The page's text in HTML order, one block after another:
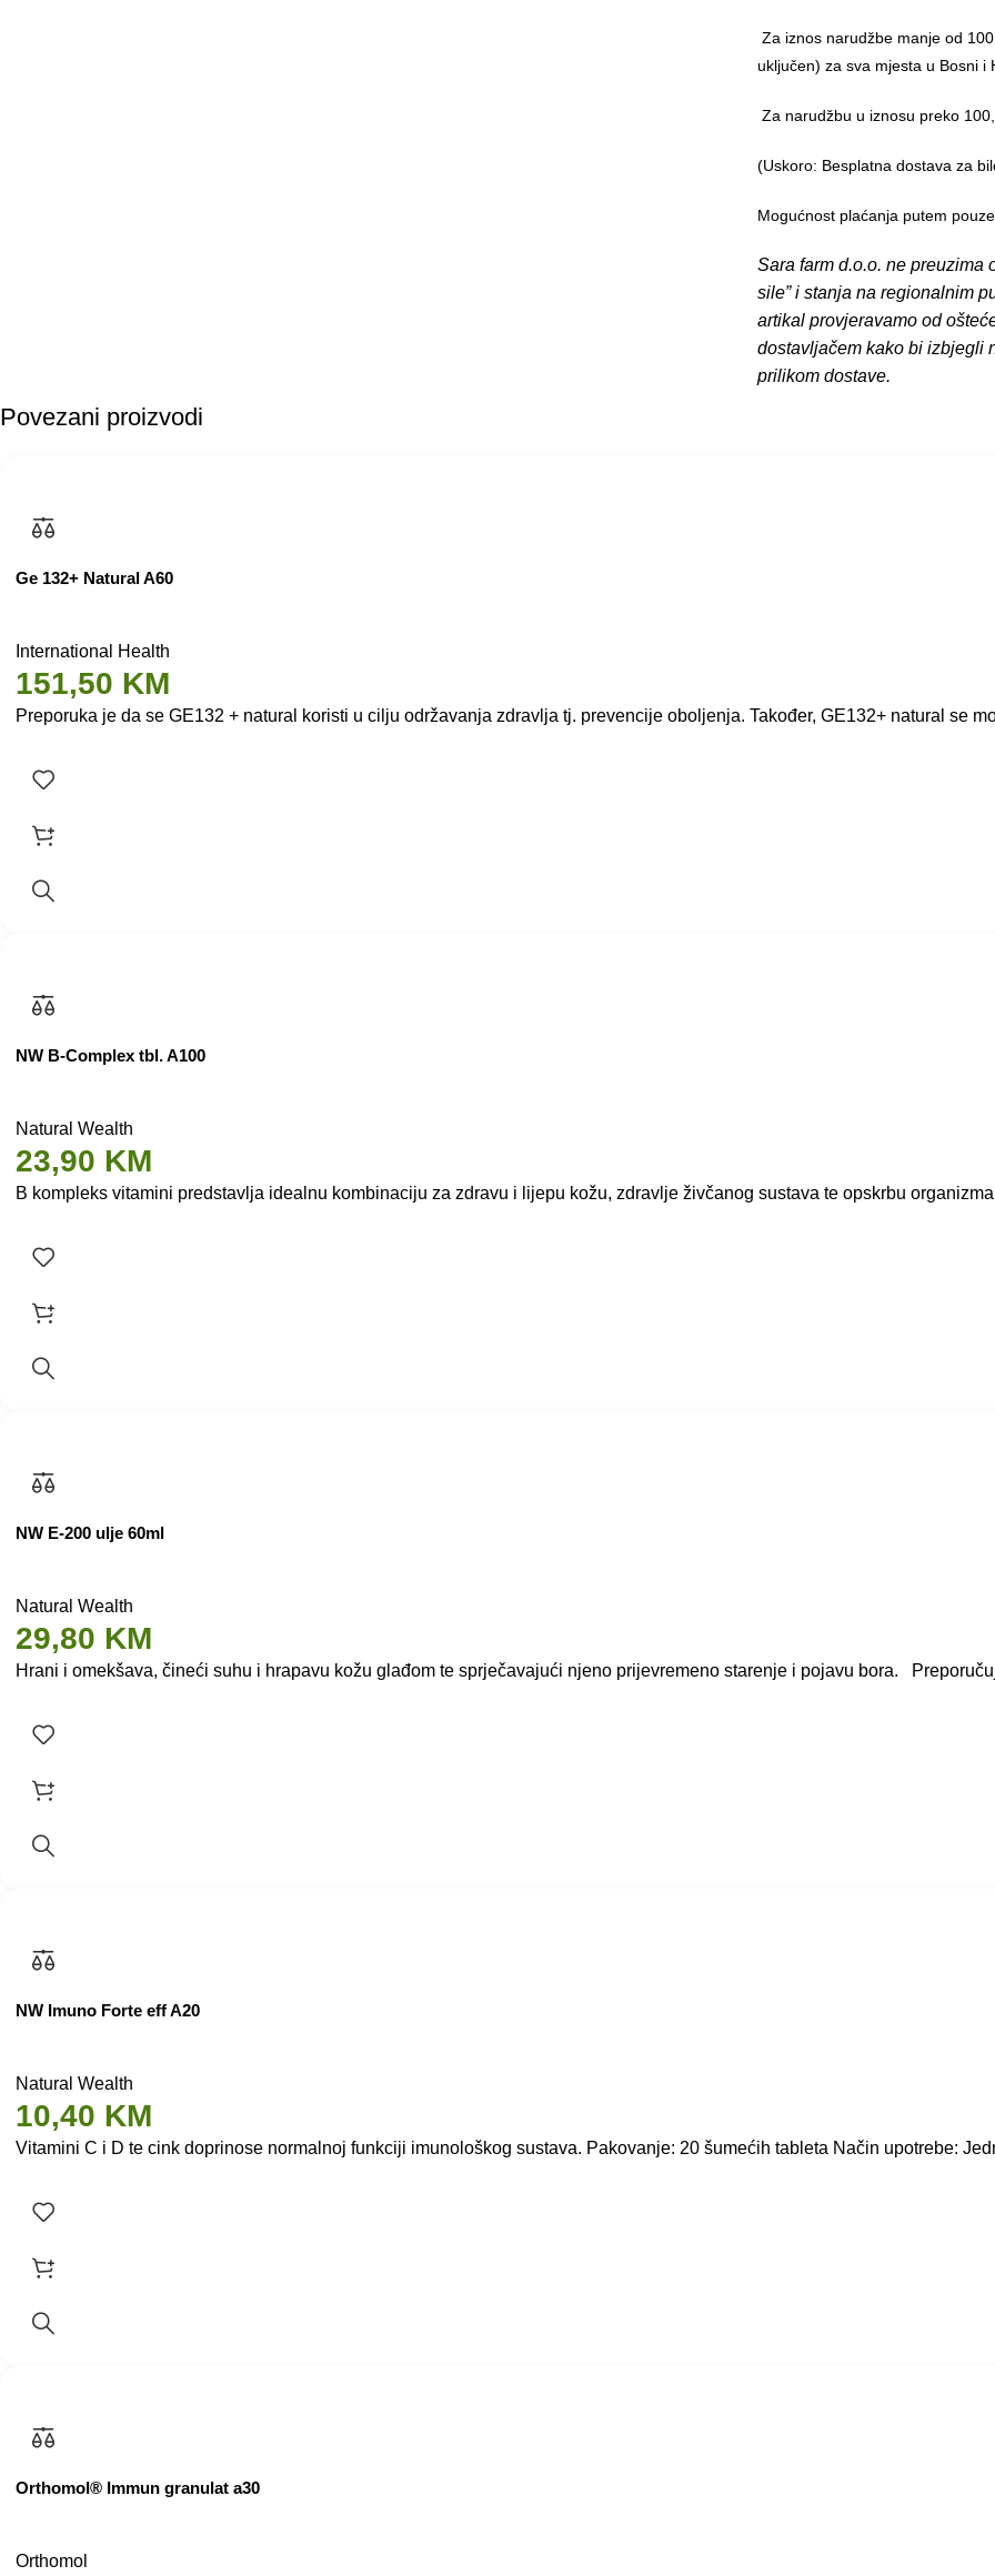
Za iznos narudžbe manje od
uključen) za sva mjesta u Bosni i
Za narudžbu u iznosu preko
(Uskoro: Besplatna dostava za
Mogućnost plaćanja putem
Sara farm d.o.o. ne preuzima
sile” i stanja na regionalnim
artikal provjeravamo od
dostavljačem kako bi izbjegli
prilikom dostave.
Povezani proizvodi
Ge 132+ Natural A60
International Health
151,50 KM
Preporuka je da se GE132 + natural koristi u cilju održavanja zdravlja tj. prevencije oboljenja. Također, GE132+ natural se
NW B-Complex tbl. A100
Natural Wealth
23,90 KM
B kompleks vitamini predstavlja idealnu kombinaciju za zdravu i lijepu kožu, zdravlje živčanog sustava te opskrbu
NW E-200 ulje 60ml
Natural Wealth
29,80 KM
Hrani i omekšava, čineći suhu i hrapavu kožu glađom te sprječavajući njeno prijevremeno starenje i pojavu bora.
NW Imuno Forte eff A20
Natural Wealth
10,40 KM
Vitamini C i D te cink doprinose normalnoj funkciji imunološkog sustava. Pakovanje: 20 šumećih tableta Način upotrebe:
Orthomol® Immun granulat a30
Orthomol